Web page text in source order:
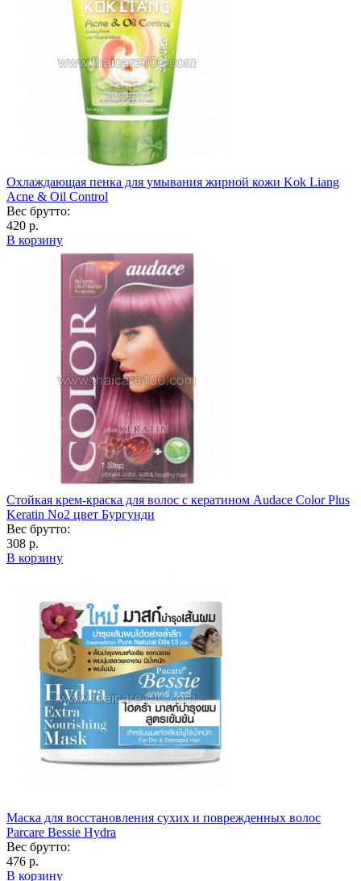
Охлаждающая пенка для умывания жирной кожи Kok Liang
Acne & Oil Control
Вес брутто:
420 р.
В корзину
Стойкая крем-краска для волос с кератином Audace Color Plus
Keratin No2 цвет Бургунди
Вес брутто:
308 р.
В корзину
Маска для восстановления сухих и поврежденных волос
Parcare Bessie Hydra
Вес брутто:
476 р.
В корзину